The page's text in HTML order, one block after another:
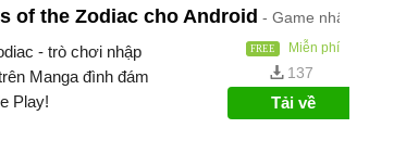
of the Zodiac cho Android Game nhập vai
- trò chơi nhập
Manga đình đám
Play!
Miễn phí
137
Tải về